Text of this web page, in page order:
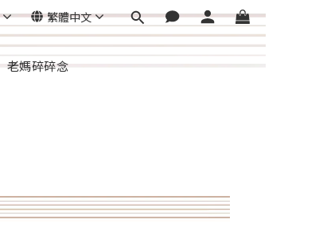
繁體中文
老媽碎碎念